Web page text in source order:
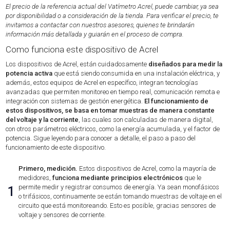
El precio de la referencia actual del Vatímetro Acrel, puede cambiar, ya sea
por disponibilidad o a consideración de la tienda. Para verificar el precio, te
invitamos a contactar con nuestros asesores, quienes te brindarán
información más detallada y guiarán en el proceso de compra.
Como funciona este dispositivo de Acrel
Los dispositivos de Acrel, están cuidadosamente diseñados para medir la
potencia activa que está siendo consumida en una instalación eléctrica, y
además, estos equipos de Acrel en específico, integran tecnologías
avanzadas que permiten monitoreo en tiempo real, comunicación remota e
integración con sistemas de gestión energética. El funcionamiento de
estos dispositivos, se basa en tomar muestras de manera constante
del voltaje y la corriente, las cuales son calculadas de manera digital,
con otros parámetros eléctricos, como la energía acumulada, y el factor de
potencia. Sigue leyendo para conocer a detalle, el paso a paso del
funcionamiento de este dispositivo.
1
Primero, medición. Estos dispositivos de Acrel, como la mayoría de
medidores,funciona mediante principios electrónicos que le
permite medir y registrar consumos de energía. Ya sean monofásicos
o trifásicos, continuamente se están tomando muestras de voltaje en el
circuito que está monitoreando. Esto es posible, gracias sensores de
voltaje y sensores de corriente.